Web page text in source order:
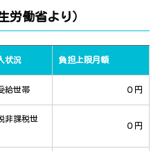
労働省より）
状況 負担上限月額
給世帯 ０円
非課税世
０円